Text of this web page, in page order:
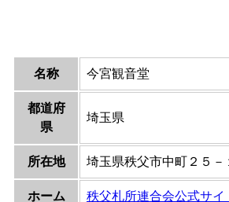
名称 今宮観音堂
都道府
県
埼玉県
所在地 埼玉県秩父市中町２５－
ホーム
秩父札所連合会公式サイ